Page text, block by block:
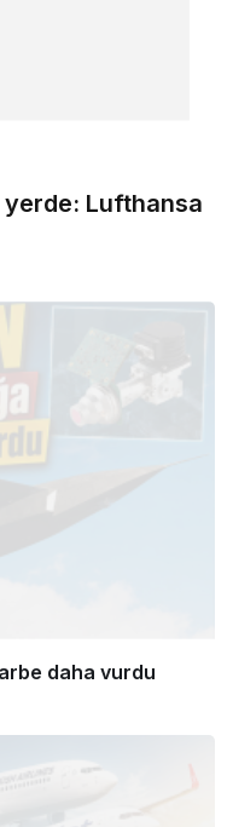
yerde: Lufthansa
daha vurdu